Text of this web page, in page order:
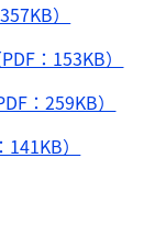
）
：153KB）
：259KB）
）